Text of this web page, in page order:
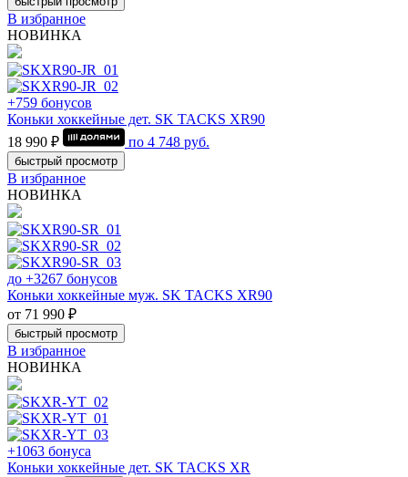
В избранное
НОВИНКА
+759 бонусов
Коньки хоккейные дет. SK TACKS XR90
18 990 ₽
по 4 748 руб.
быстрый просмотр
В избранное
НОВИНКА
до +3267 бонусов
Коньки хоккейные муж. SK TACKS XR90
от 71 990 ₽
быстрый просмотр
В избранное
НОВИНКА
+1063 бонуса
Коньки хоккейные дет. SK TACKS XR